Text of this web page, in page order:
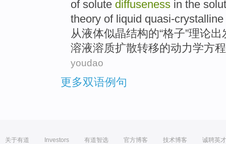
of solute diffuseness in the
theory of liquid quasi-crystalline
从液体似晶结构的“格子”理论出
溶液溶质扩散转移的动力学方程
youdao
更多双语例句
关于有道 Investors 有道智选 官方博客 技术博客 诚聘英才